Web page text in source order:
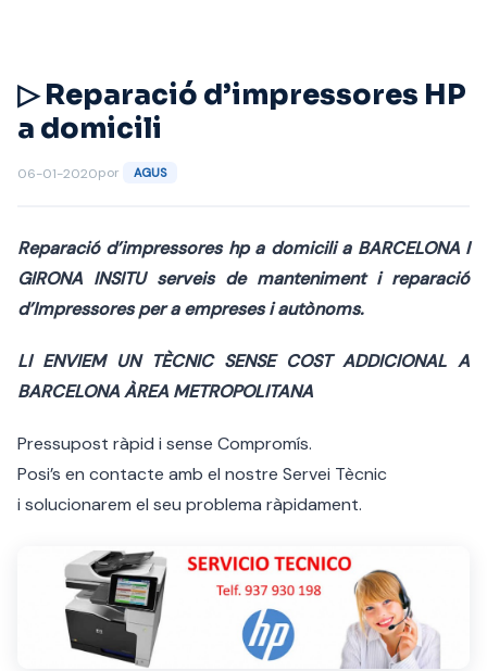
▷ Reparació d’impressores HP
a domicili
06-01-2020por AGUS
Reparació d’impressores hp a domicili a BARCELONA I
GIRONA INSITU serveis de manteniment i reparació
d’Impressores per a empreses i autònoms.
LI ENVIEM UN TÈCNIC SENSE COST ADDICIONAL A
BARCELONA ÀREA METROPOLITANA
Pressupost ràpid i sense Compromís.
Posi’s en contacte amb el nostre Servei Tècnic
i solucionarem el seu problema ràpidament.